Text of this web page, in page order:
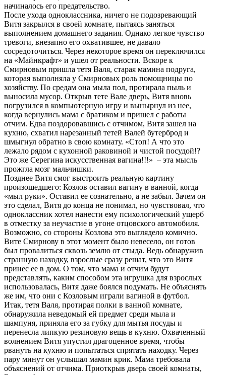
начиналось его предательство.
После ухода одноклассника, ничего не подозревающий
Витя закрылся в своей комнате, пытаясь заняться
выполнением домашнего задания. Однако легкое чувство
тревоги, внезапно его охватившее, не давало
сосредоточиться. Через некоторое время он переключился
на «Майнкрафт» и ушел от реальности. Вскоре к
Смирновым пришла тетя Валя, старая мамина подруга,
которая выполняла у Смирновых роль помощницы по
хозяйству. По средам она мыла пол, протирала пыль и
выносила мусор. Открыв тете Вале дверь, Витя вновь
погрузился в компьютерную игру и вынырнул из нее,
когда вернулись мама с братиком и пришел с работы
отчим. Едва поздоровавшись с отчимом, Витя зашел на
кухню, схватил нарезанный тетей Валей бутерброд и
шмыгнул обратно в свою комнату. «Стоп! А что это
лежало рядом с кухонной раковиной и чистой посудой!?
Это же Серегина искусственная вагина!!!» – эта мысль
прожгла мозг мальчишки.
Позднее Витя смог выстроить реальную картину
произошедшего: Козлов оставил вагину в ванной, когда
«мыл руки». Оставил ее сознательно, а не забыл. Зачем он
это сделал, Витя до конца не понимал, но чувствовал, что
одноклассник хотел нанести ему психологический ущерб
в отместку за неучастие в угоне отцовского автомобиля.
Возможно, со стороны Козлова это выглядело комично.
Вите Смирнову в этот момент было невесело, он готов
был провалиться сквозь землю от стыда. Ведь обнаружив
странную находку, взрослые сразу решат, что это Витя
принес ее в дом. О том, что мама и отчим будут
представлять, каким способом эта игрушка для взрослых
использовалась, Витя даже боялся подумать. Не объяснять
же им, что они с Козловым играли вагиной в футбол.
Итак, тетя Валя, протирая полки в ванной комнате,
обнаружила неведомый ей предмет среди мыла и
шампуня, приняла его за губку для мытья посуды и
перенесла липкую резиновую вещь в кухню. Охваченный
волнением Витя упустил драгоценное время, чтобы
рвануть на кухню и попытаться спрятать находку. Через
пару минут он услышал мамин крик. Мама требовала
объяснений от отчима. Приоткрыв дверь своей комнаты,